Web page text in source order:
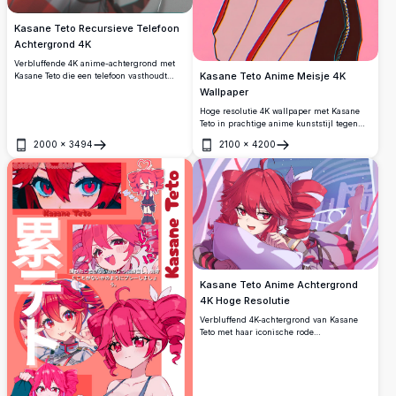
Kasane Teto Recursieve Telefoon
Achtergrond 4K
Verbluffende 4K anime-achtergrond met
Kasane Teto die een telefoon vasthoudt
illustratie door kunstenaar kieed.
2000 × 3494
Openen
Kasane Teto Anime Meisje 4K
Wallpaper
Hoge resolutie 4K wallpaper met Kasane
Teto in prachtige anime kunststijl tegen
voor desktop en mobiele schermen met
verbluffende details en scherpe kwaliteit
voor anime liefhebbers.
2100 × 4200
Openen
Kasane Teto Anime Achtergrond
4K Hoge Resolutie
Verbluffend 4K-achtergrond van Kasane
Teto met haar iconische rode